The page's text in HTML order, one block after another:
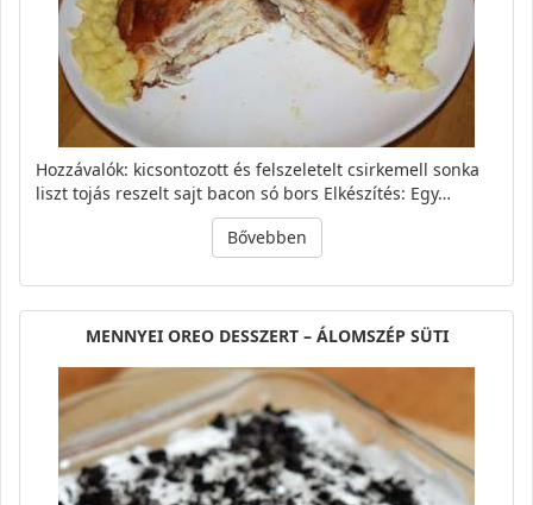
Hozzávalók: kicsontozott és felszeletelt csirkemell sonka
liszt tojás reszelt sajt bacon só bors Elkészítés: Egy…
Bővebben
MENNYEI OREO DESSZERT – ÁLOMSZÉP SÜTI